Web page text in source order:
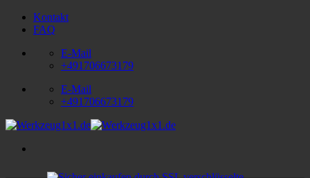
Zum
Inhalt
Kontakt
FAQ
E-Mail
+491706673179
E-Mail
+491706673179